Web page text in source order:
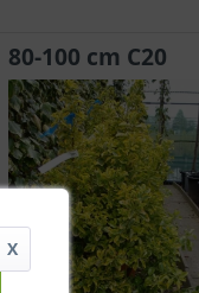
80-100 cm C20
X